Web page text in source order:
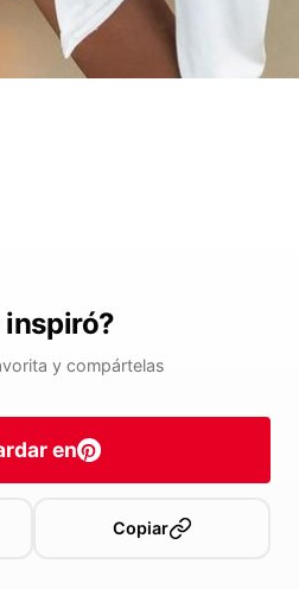
inspiró?
y compártelas
en
Copiar